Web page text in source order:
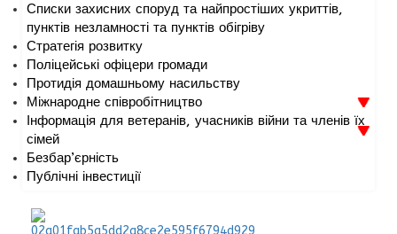
Списки захисних споруд та найпростіших укриттів,
пунктів незламності та пунктів обігріву
Стратегія розвитку
Поліцейські офіцери громади
Протидія домашньому насильству
Міжнародне співробітництво
Інформація для ветеранів, учасників війни та членів їх
сімей
Безбар’єрність
Публічні інвестиції